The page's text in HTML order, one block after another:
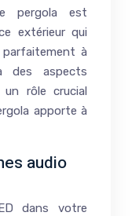
pergola est
extérieur qui
à
des aspects
un rôle crucial
apporte à
audio
dans votre